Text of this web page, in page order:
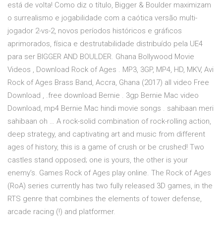
está de volta! Como diz o título, Bigger & Boulder maximizam
o surrealismo e jogabilidade com a caótica versão multi-
jogador 2-vs-2, novos períodos históricos e gráficos
aprimorados, física e destrutabilidade distribuído pela UE4
para ser BIGGER AND BOULDER. Ghana Bollywood Movie
Videos , Download Rock of Ages . MP3, 3GP, MP4, HD, MKV, Avi
Rock of Ages Brass Band, Accra, Ghana (2017) all video Free
Download , .free download Bernie . 3gp Bernie Mac video
Download, mp4 Bernie Mac hindi movie songs . sahibaan meri
sahibaan oh … A rock-solid combination of rock-rolling action,
deep strategy, and captivating art and music from different
ages of history, this is a game of crush or be crushed! Two
castles stand opposed; one is yours, the other is your
enemy’s. Games Rock of Ages play online. The Rock of Ages
(RoA) series currently has two fully released 3D games, in the
RTS genre that combines the elements of tower defense,
arcade racing (!) and platformer.